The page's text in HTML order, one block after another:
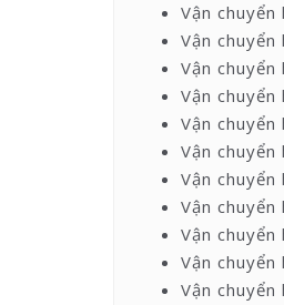
Vận chuyển
Vận chuyển
Vận
Vận chuyển
Vận chuyển
Vận chuyển
Vận
Vận chuyển
Vận chuyển
Vận chuyển
Vận